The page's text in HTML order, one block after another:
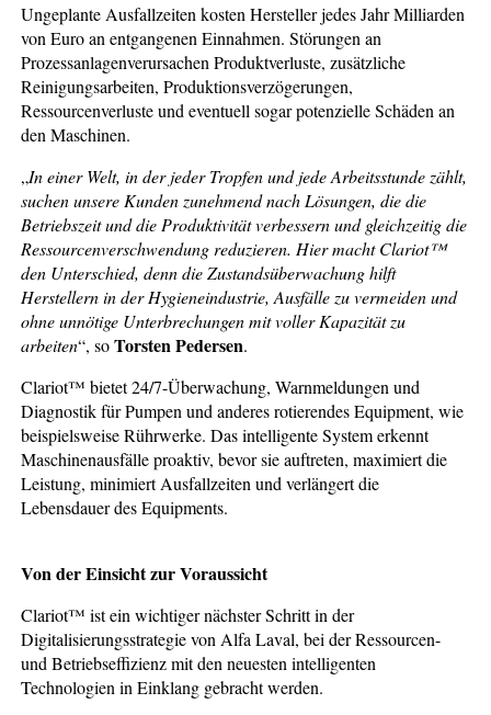
Ungeplante Ausfallzeiten kosten Hersteller jedes Jahr Milliarden
von Euro an entgangenen Einnahmen. Störungen an
Prozessanlagenverursachen Produktverluste, zusätzliche
Reinigungsarbeiten, Produktionsverzögerungen,
Ressourcenverluste und eventuell sogar potenzielle Schäden an
den Maschinen.
„In einer Welt, in der jeder Tropfen und jede Arbeitsstunde zählt,
suchen unsere Kunden zunehmend nach Lösungen, die die
Betriebszeit und die Produktivität verbessern und gleichzeitig die
Ressourcenverschwendung reduzieren. Hier macht Clariot™
den Unterschied, denn die Zustandsüberwachung hilft
Herstellern in der Hygieneindustrie, Ausfälle zu vermeiden und
ohne unnötige Unterbrechungen mit voller Kapazität zu
arbeiten“, soTorsten Pedersen.
Clariot™ bietet 24/7-Überwachung, Warnmeldungen und
Diagnostik für Pumpen und anderes rotierendes Equipment, wie
beispielsweise Rührwerke. Das intelligente System erkennt
Maschinenausfälle proaktiv, bevor sie auftreten, maximiert die
Leistung, minimiert Ausfallzeiten und verlängert die
Lebensdauer des Equipments.
Von der Einsicht zur Voraussicht
Clariot™ ist ein wichtiger nächster Schritt in der
Digitalisierungsstrategie von Alfa Laval, bei der Ressourcen-
und Betriebseffizienz mit den neuesten intelligenten
Technologien in Einklang gebracht werden.